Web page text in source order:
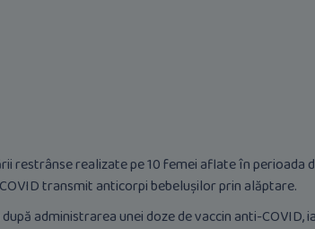
restrânse realizate pe 10 femei aflate în
transmit anticorpi bebelușilor prin alăptare.
administrarea unei doze de vaccin anti-COVID,